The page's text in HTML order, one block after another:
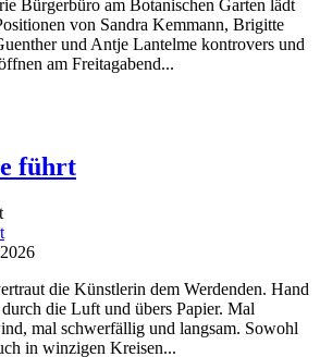
Bürgerbüro am Botanischen Garten lädt
von Sandra Kemmann, Brigitte
und Antje Lantelme kontrovers und
am Freitagabend...
führt
die Künstlerin dem Werdenden. Hand
die Luft und übers Papier. Mal
mal schwerfällig und langsam. Sowohl
in winzigen Kreisen...